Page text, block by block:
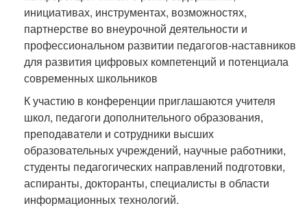
инициативах, инструментах, возможностях,
партнерстве во внеурочной деятельности и
профессиональном развитии педагогов-наставников
для развития цифровых компетенций и потенциала
современных школьников
К участию в конференции приглашаются учителя
школ, педагоги дополнительного образования,
преподаватели и сотрудники высших
образовательных учреждений, научные работники,
студенты педагогических направлений подготовки,
аспиранты, докторанты, специалисты в области
информационных технологий.